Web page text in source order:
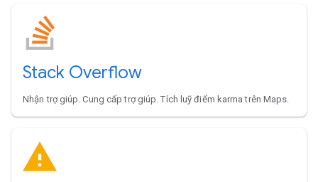
Stack Overflow
Nhận trợ giúp. Cung cấp trợ giúp. Tích luỹ điểm karma trên Maps.